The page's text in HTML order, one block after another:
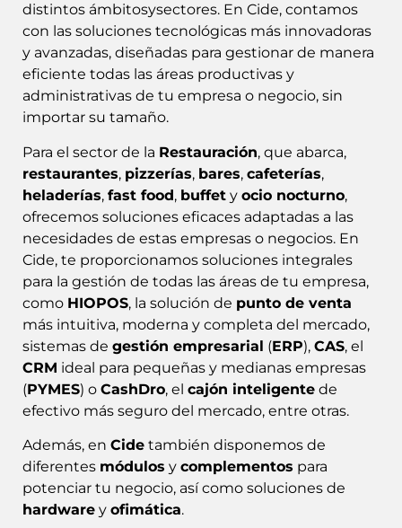
distintos ámbitosysectores. En Cide, contamos
con las soluciones tecnológicas más innovadoras
y avanzadas, diseñadas para gestionar de manera
eficiente todas las áreas productivas y
administrativas de tu empresa o negocio, sin
importar su tamaño.
Para el sector de la Restauración, que abarca,
restaurantes, pizzerías, bares, cafeterías,
heladerías, fast food, buffet y ocio nocturno,
ofrecemos soluciones eficaces adaptadas a las
necesidades de estas empresas o negocios. En
Cide, te proporcionamos soluciones integrales
para la gestión de todas las áreas de tu empresa,
como HIOPOS, la solución de punto de venta
más intuitiva, moderna y completa del mercado,
sistemas de gestión empresarial (ERP), CAS, el
CRM ideal para pequeñas y medianas empresas
(PYMES) o CashDro, el cajón inteligente de
efectivo más seguro del mercado, entre otras.
Además, en Cide también disponemos de
diferentes módulos y complementos para
potenciar tu negocio, así como soluciones de
hardware y ofimática.